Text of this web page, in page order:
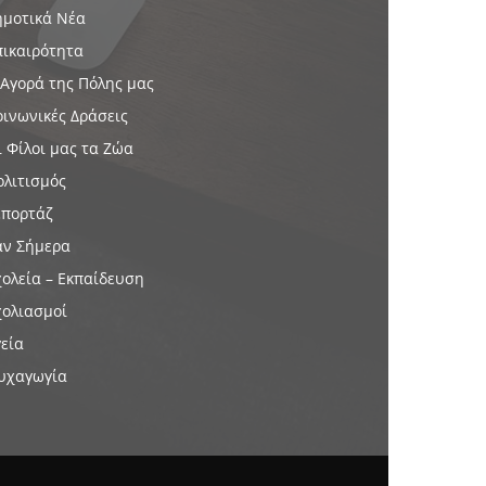
Νέα
της Πόλης μας
Δράσεις
Φίλοι μας τα Ζώα
Σήμερα
– Εκπαίδευση